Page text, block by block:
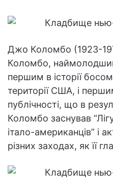
Джо Коломбо (1923-
Коломбо,
першим в історії
території США, і
публічності, що в
Коломбо заснував
італо-американців” і
різних заходах, як її